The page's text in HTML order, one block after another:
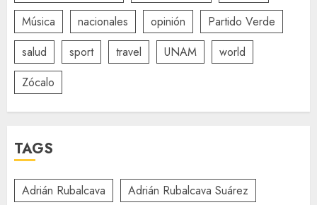
Música
nacionales opinión
Partido Verde
salud
sport travel UNAM
world
Zócalo
TAGS
Adrián Rubalcava
Adrián Rubalcava Suárez